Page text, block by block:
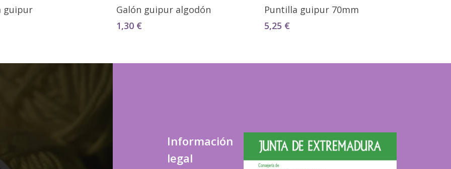
Seleccionar Opciones
guipur
Seleccionar Opciones
Galón guipur algodón
1,30 €
Seleccionar Opciones
Puntilla guipur 70mm
5,25 €
Información
legal